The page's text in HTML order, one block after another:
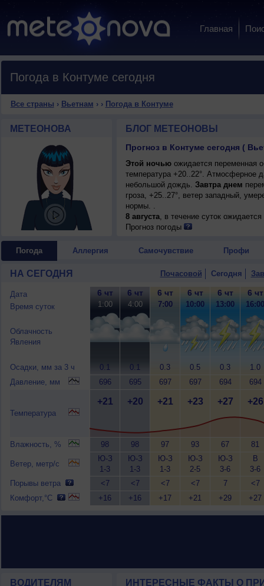
Главная
Погода в Контуме сегодня
Все страны › Вьетнам › › Погода в Контуме
МЕТЕОНОВА БЛОГ МЕТЕОНОВЫ
Прогноз в Контуме сегодня (
Этой ночьюожидается переменная
температура +20..22°. Атмосферное
небольшой дождь. Завтра днем
гроза, +25..27°, ветер западный,
нормы. .
8 августа, в течение суток
возможна гроза, возможен туман;
Прогноз погоды
Погода Аллергия Самочувствие Профи
НА СЕГОДНЯ Почасовой Сегодня
Дата
Время суток
Облачность
Явления
Осадки, мм за 3 ч
Давление, мм
Температура
Влажность, %
Ветер, метр/с
Порывы ветра
Комфорт,°C
6 чт
1:00
0.1
696
+21
98
Ю-З
1-3
<7
+16
6 чт
4:00
0.1
695
+20
98
Ю-З
1-3
<7
+16
6 чт
7:00
0.3
697
+21
97
Ю-З
1-3
<7
+17
6 чт
10:00
0.5
697
+23
93
Ю-З
2-5
<7
+21
6 чт
13:00
0.3
694
+27
67
Ю-З
3-6
7
+29
6 чт
16:00
1.0
694
+26
81
В
3-6
<7
+27
ВОДИТЕЛЯМ ИНТЕРЕСНЫЕ ФАКТЫ О